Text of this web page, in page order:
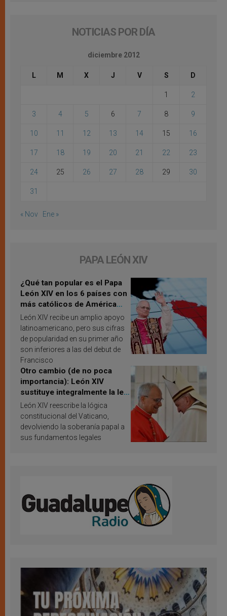
NOTICIAS POR DÍA
diciembre 2012
L M X J V S D
1 2
3 4 5 6 7 8 9
10 11 12 13 14 15 16
17 18 19 20 21 22 23
24 25 26 27 28 29 30
31
« Nov Ene »
PAPA LEÓN XIV
¿Qué tan popular es el Papa
León XIV en los 6 países con
más católicos de América
Latina en 2026? Publican
resultados de investigación
León XIV recibe un amplio apoyo
latinoamericano, pero sus cifras
de popularidad en su primer año
son inferiores a las del debut de
Francisco
Otro cambio (de no poca
importancia): León XIV
sustituye integralmente la ley
vaticana de Papa Francisco
León XIV reescribe la lógica
constitucional del Vaticano,
devolviendo la soberanía papal a
sus fundamentos legales